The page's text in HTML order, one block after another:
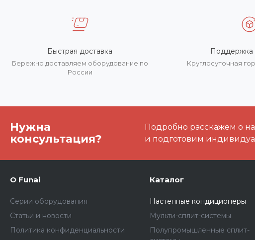
Быстрая доставка
Бережно доставляем оборудование по
России
Поддержка
Круглосуточная
Нужна
консультация?
Подробно расскажем о
и подготовим
О Funai
Серии оборудования
Статьи и новости
Политика конфиденциальности
Каталог
Настенные кондиционеры
Мульти-сплит-системы
Полупромышленные сплит-